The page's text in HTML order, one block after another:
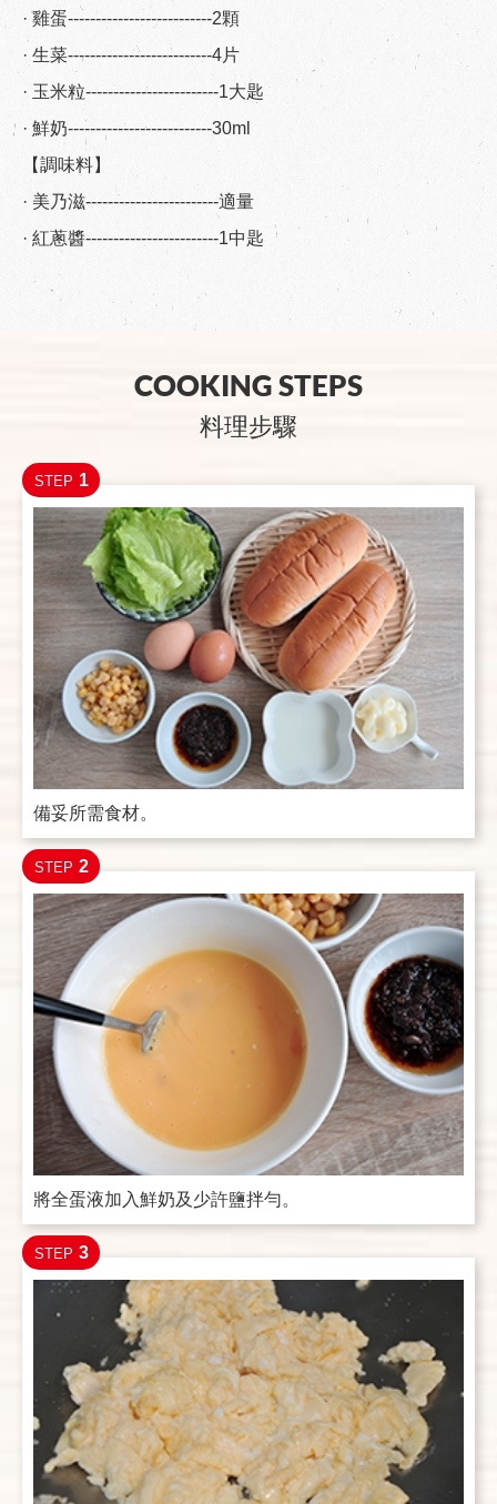
· 雞蛋--------------------------2顆
· 生菜--------------------------4片
· 玉米粒------------------------1大匙
· 鮮奶--------------------------30ml
【調味料】
· 美乃滋------------------------適量
· 紅蔥醬------------------------1中匙
COOKING STEPS
料理步驟
STEP 1
備妥所需食材。
STEP 2
將全蛋液加入鮮奶及少許鹽拌勻。
STEP 3